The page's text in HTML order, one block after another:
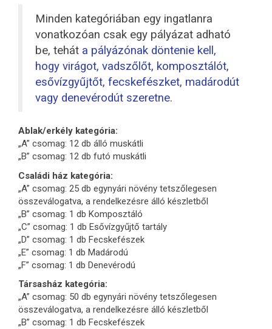
Minden kategóriában egy ingatlanra
vonatkozóan csak egy pályázat adható
be, tehát a pályázónak döntenie kell,
hogy virágot, vadszőlőt, komposztálót,
esővízgyűjtőt, fecskefészket, madárodút
vagy denevérodút szeretne.
Ablak/erkély kategória:
„A” csomag: 12 db álló muskátli
„B” csomag: 12 db futó muskátli
Családi ház kategória:
„A” csomag: 25 db egynyári növény tetszőlegesen
összeválogatva, a rendelkezésre álló készletből
„B” csomag: 1 db Komposztáló
„C” csomag: 1 db Esővízgyűjtő tartály
„D” csomag: 1 db Fecskefészek
„E” csomag: 1 db Madárodú
„F” csomag: 1 db Denevérodú
Társasház kategória:
„A” csomag: 50 db egynyári növény tetszőlegesen
összeválogatva, a rendelkezésre álló készletből
„B” csomag: 1 db Fecskefészek